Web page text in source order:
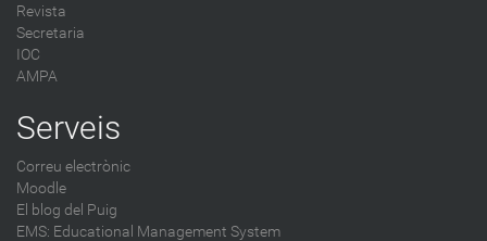
Revista
Secretaria
IOC
AMPA
Serveis
Correu electrònic
Moodle
El blog del Puig
EMS: Educational Management System